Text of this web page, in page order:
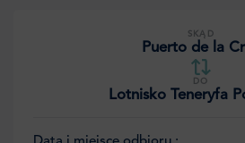
SKĄD
Puerto de la
DO
Lotnisko Teneryfa